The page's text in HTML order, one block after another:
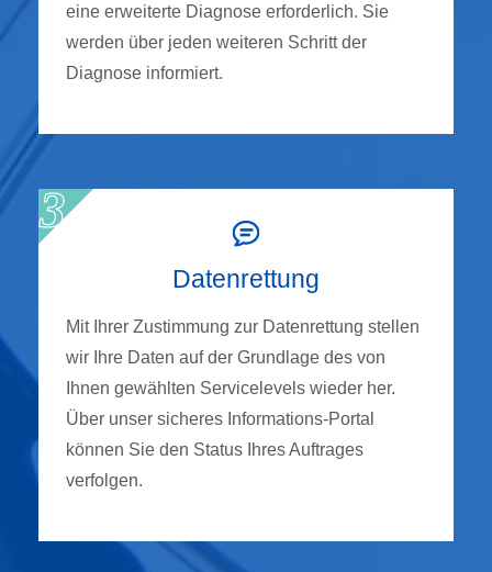
eine erweiterte Diagnose erforderlich. Sie
werden über jeden weiteren Schritt der
Diagnose informiert.
Datenrettung
Mit Ihrer Zustimmung zur Datenrettung stellen
wir Ihre Daten auf der Grundlage des von
Ihnen gewählten Servicelevels wieder her.
Über unser sicheres Informations-Portal
können Sie den Status Ihres Auftrages
verfolgen.